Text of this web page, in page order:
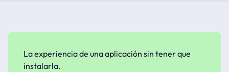
La experiencia de una aplicación sin tener que
instalarla.